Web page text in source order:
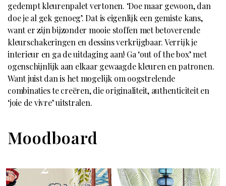
gedempt kleurenpalet vertonen. ‘Doe maar gewoon, dan
doe je al gek genoeg’. Dat is eigenlijk een gemiste kans,
want er zijn bijzonder mooie stoffen met betoverende
kleurschakeringen en dessins verkrijgbaar. Verrijk je
interieur en ga de uitdaging aan! Ga ‘out of the box’ met
ogenschijnlijk aan elkaar gewaagde kleuren en patronen.
Want juist dan is het mogelijk om oogstrelende
combinaties te creëren, die originaliteit, authenticiteit en
‘joie de vivre’ uitstralen.
Moodboard